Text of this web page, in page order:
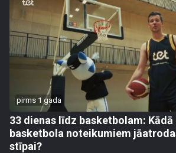
pirms 1 gada
33 dienas līdz basketbolam:
basketbola noteikumiem
stīpai?